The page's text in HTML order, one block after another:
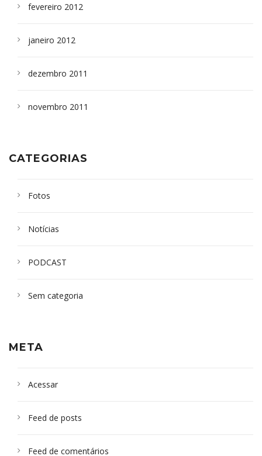
fevereiro 2012
janeiro 2012
dezembro 2011
novembro 2011
CATEGORIAS
Fotos
Notícias
PODCAST
Sem categoria
META
Acessar
Feed de posts
Feed de comentários